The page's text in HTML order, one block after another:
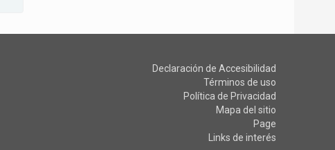
Declaración de Accesibilidad
Términos de uso
Política de Privacidad
Mapa del sitio
Page
Links de interés